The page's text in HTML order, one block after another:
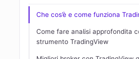
Che cos’è e come funziona
Come fare analisi approfondita
strumento TradingView